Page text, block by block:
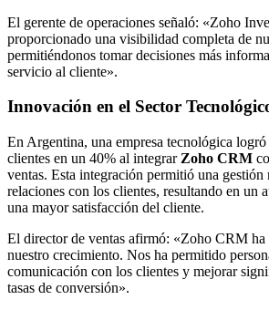
El gerente de operaciones señaló: «Zoho
proporcionado una visibilidad completa de
permitiéndonos tomar decisiones más
servicio al cliente».
Innovación en el Sector
En Argentina, una empresa tecnológica
clientes en un 40% al integrar Zoho CRM
ventas. Esta integración permitió una gestión
relaciones con los clientes, resultando en un
una mayor satisfacción del cliente.
El director de ventas afirmó: «Zoho CRM ha
nuestro crecimiento. Nos ha permitido
comunicación con los clientes y mejorar
tasas de conversión».